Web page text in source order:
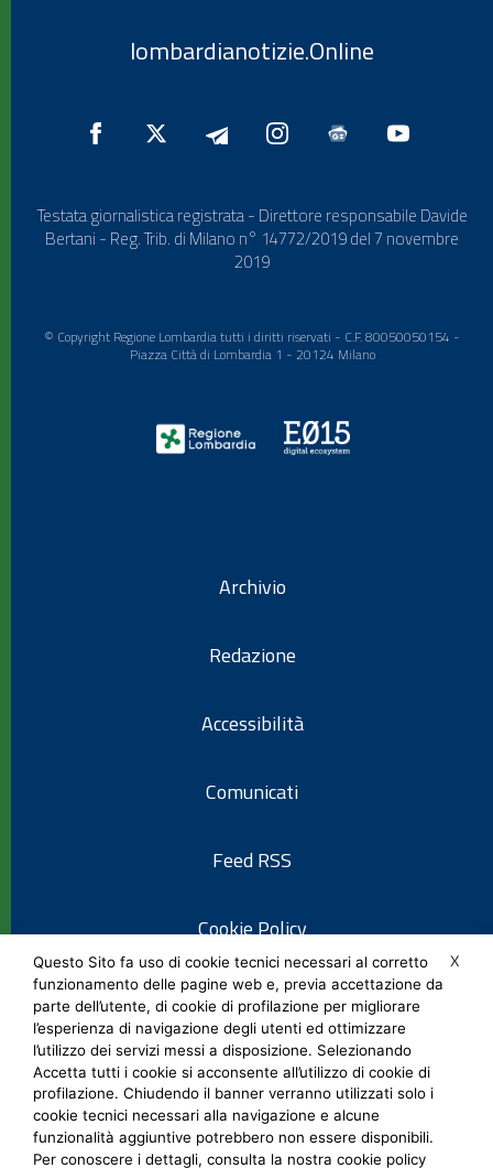
lombardianotizie.Online
Testata giornalistica registrata - Direttore responsabile Davide
Bertani - Reg. Trib. di Milano n° 14772/2019 del 7 novembre
2019
© Copyright Regione Lombardia tutti i diritti riservati - C.F. 80050050154 -
Piazza Città di Lombardia 1 - 20124 Milano
Archivio
Redazione
Accessibilità
Comunicati
Feed RSS
Cookie Policy
Informativa privacy
Note legali
Social Media Policy
X
Questo Sito fa uso di cookie tecnici necessari al corretto
funzionamento delle pagine web e, previa accettazione da
parte dell’utente, di cookie di profilazione per migliorare
l’esperienza di navigazione degli utenti ed ottimizzare
l’utilizzo dei servizi messi a disposizione. Selezionando
Accetta tutti i cookie si acconsente all’utilizzo di cookie di
profilazione. Chiudendo il banner verranno utilizzati solo i
cookie tecnici necessari alla navigazione e alcune
funzionalità aggiuntive potrebbero non essere disponibili.
Per conoscere i dettagli, consulta la nostra cookie policy